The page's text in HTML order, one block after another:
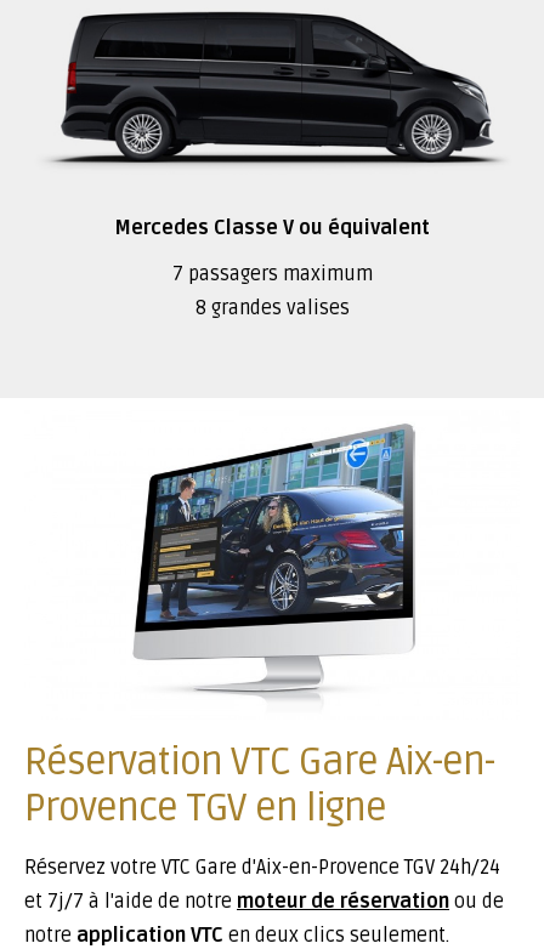
Mercedes Classe V ou équivalent
7 passagers maximum
8 grandes valises
Réservation VTC Gare Aix-en-
Provence TGV en ligne
Réservez votre VTC Gare d'Aix-en-Provence TGV 24h/24
et 7j/7 à l'aide de notre moteur de réservation ou de
notre application VTC en deux clics seulement.